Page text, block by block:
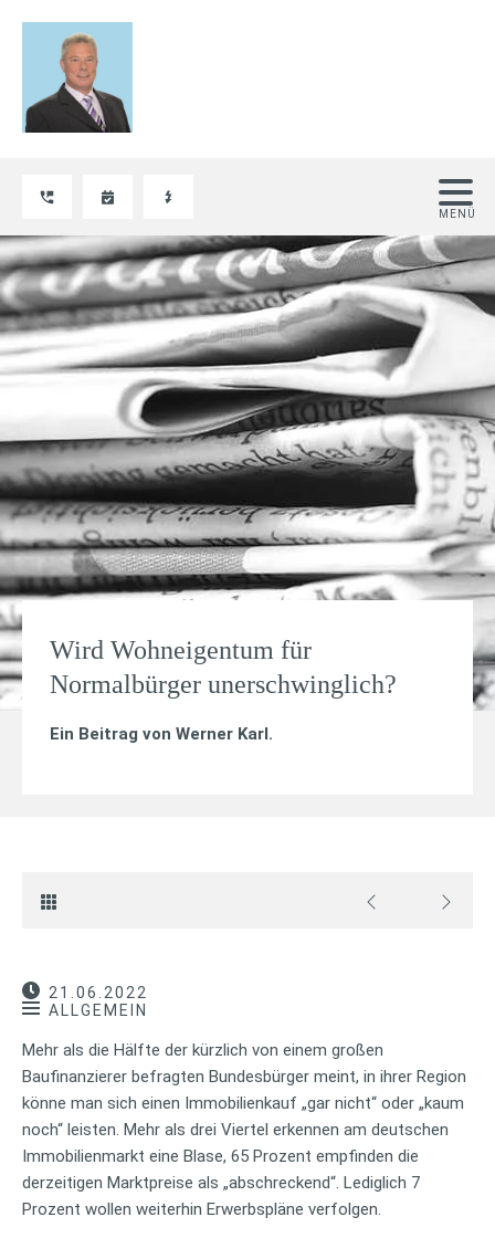
Wird Wohneigentum für
Normalbürger unerschwinglich?
Ein Beitrag von Werner Karl.
21.06.2022
ALLGEMEIN
Mehr als die Hälfte der kürzlich von einem großen
Baufinanzierer befragten Bundesbürger meint, in ihrer Region
könne man sich einen Immobilienkauf „gar nicht“ oder „kaum
noch“ leisten. Mehr als drei Viertel erkennen am deutschen
Immobilienmarkt eine Blase, 65 Prozent empfinden die
derzeitigen Marktpreise als „abschreckend“. Lediglich 7
Prozent wollen weiterhin Erwerbspläne verfolgen.